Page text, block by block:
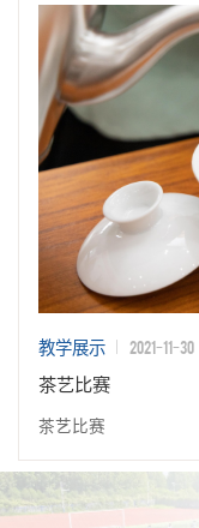
教学展示 2021-11-30
茶艺比赛
茶艺比赛